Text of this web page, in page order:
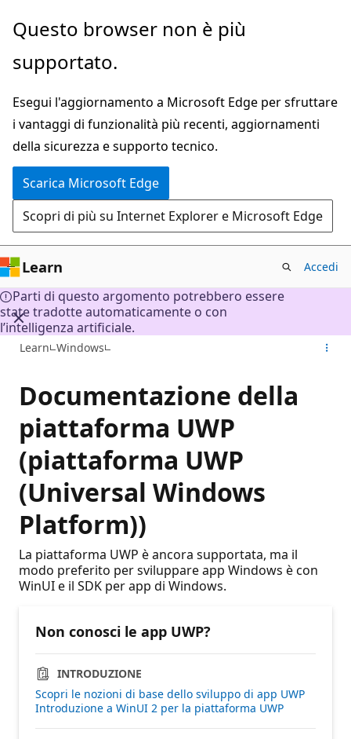
Ignora
passa
contenuto
principale
Questo browser non è più
supportato.
Esegui l'aggiornamento a Microsoft Edge per sfruttare
i vantaggi di funzionalità più recenti, aggiornamenti
della sicurezza e supporto tecnico.
Scarica Microsoft Edge
Scopri di più su Internet Explorer e Microsoft Edge
Learn Accedi
Parti di questo argomento potrebbero essere
state tradotte automaticamente o con
l’intelligenza artificiale.
Learn Windows
Documentazione della
piattaforma UWP
(piattaforma UWP
(Universal Windows
Platform))
La piattaforma UWP è ancora supportata, ma il
modo preferito per sviluppare app Windows è con
WinUI e il SDK per app di Windows.
Non conosci le app UWP?
INTRODUZIONE
Scopri le nozioni di base dello sviluppo di app UWP
Introduzione a WinUI 2 per la piattaforma UWP